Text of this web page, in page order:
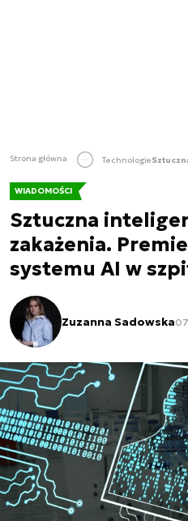
Strona główna Technologie
WIADOMOŚCI
Sztuczna
zakażenia.
systemu AI w
Zuzanna Sadowska